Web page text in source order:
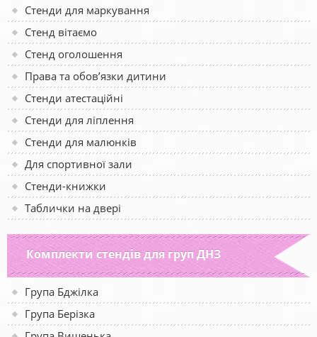
Стенди для маркування
Стенд вітаємо
Стенд оголошення
Права та обов’язки дитини
Стенди атестаційні
Стенди для ліплення
Стенди для малюнків
Для спортивної зали
Стенди-книжки
Таблички на двері
Комплекти стендів для груп ДНЗ
Група Бджілка
Група Берізка